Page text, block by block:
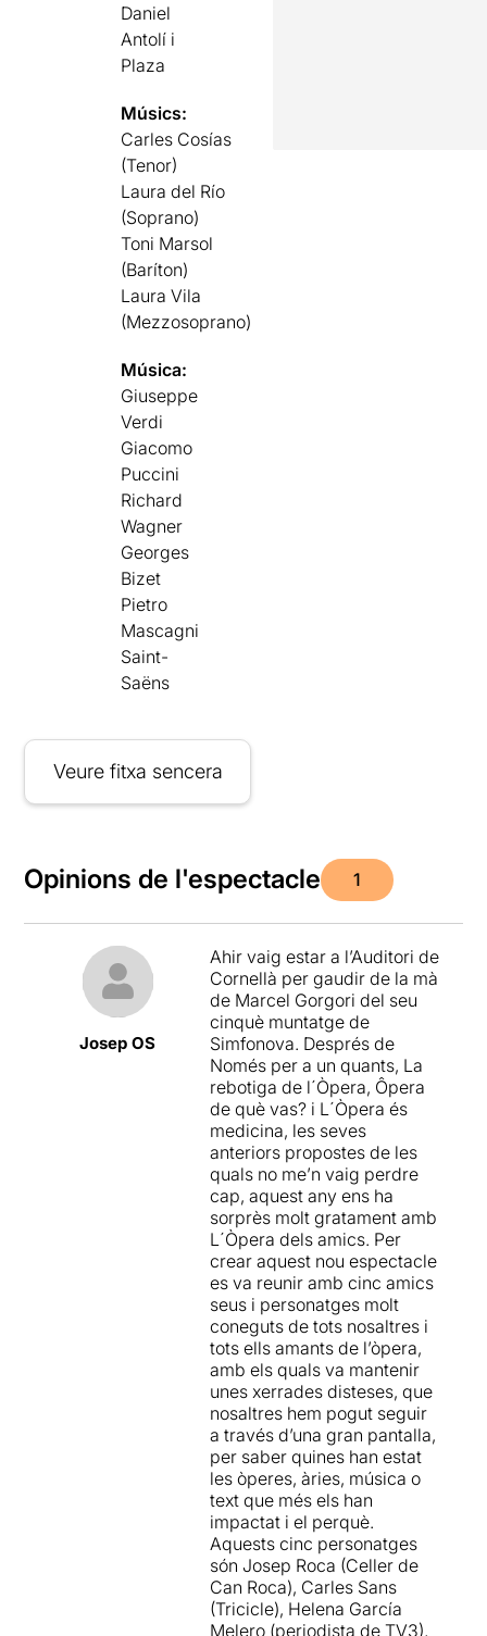
Daniel
Antolí i
Plaza
Músics:
Carles Cosías
(Tenor)
Laura del Río
(Soprano)
Toni Marsol
(Baríton)
Laura Vila
(Mezzosoprano)
Música:
Giuseppe
Verdi
Giacomo
Puccini
Richard
Wagner
Georges
Bizet
Pietro
Mascagni
Saint-
Saëns
Veure fitxa sencera
Opinions de l'espectacle 1
Josep OS
Ahir vaig estar a l’Auditori de
Cornellà per gaudir de la mà
de Marcel Gorgori del seu
cinquè muntatge de
Simfonova. Després de
Només per a un quants, La
rebotiga de l´Òpera, Ôpera
de què vas? i L´Òpera és
medicina, les seves
anteriors propostes de les
quals no me’n vaig perdre
cap, aquest any ens ha
sorprès molt gratament amb
L´Òpera dels amics. Per
crear aquest nou espectacle
es va reunir amb cinc amics
seus i personatges molt
coneguts de tots nosaltres i
tots ells amants de l’òpera,
amb els quals va mantenir
unes xerrades disteses, que
nosaltres hem pogut seguir
a través d’una gran pantalla,
per saber quines han estat
les òperes, àries, música o
text que més els han
impactat i el perquè.
Aquests cinc personatges
són Josep Roca (Celler de
Can Roca), Carles Sans
(Tricicle), Helena García
Melero (periodista de TV3),